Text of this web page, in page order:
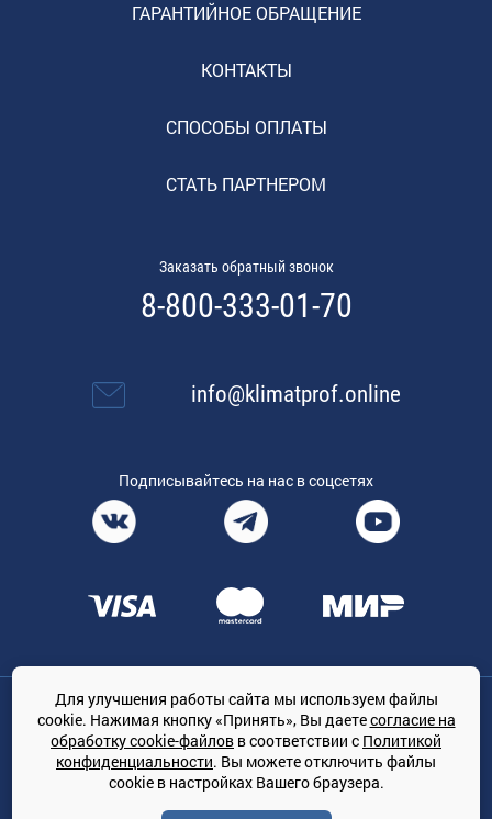
ГАРАНТИЙНОЕ ОБРАЩЕНИЕ
КОНТАКТЫ
СПОСОБЫ ОПЛАТЫ
СТАТЬ ПАРТНЕРОМ
Заказать обратный звонок
8-800-333-01-70
info@klimatprof.online
Подписывайтесь на нас в соцсетях
Общество с ограниченной ответственностью «ТРЕЙДКОН», ОГРН:
1167847364079, 197022, г. Санкт-Петербург, проспект Медиков, 7
КЛИМАТПРОФ.ONLINE - оптовая продажа кондиционеров и
климатической техники на территории РФ
© Сайт принадлежит ООО «ТРЕЙДКОН»
Для улучшения работы сайта мы используем файлы
cookie. Нажимая кнопку «Принять», Вы даетесогласие на
обработку cookie-файлов в соответствии с Политикой
конфиденциальности. Вы можете отключить файлы
cookie в настройках Вашего браузера.